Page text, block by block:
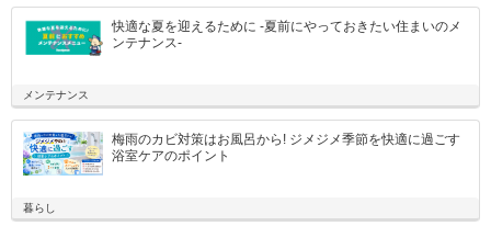
快適な夏を迎えるために -夏前にやっておきたい住まいのメ
ンテナンス-
メンテナンス
梅雨のカビ対策はお風呂から! ジメジメ季節を快適に過ごす
浴室ケアのポイント
暮らし